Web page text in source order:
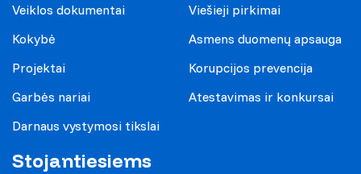
Veiklos dokumentai
Kokybė
Projektai
Garbės nariai
Darnaus vystymosi tikslai
Viešieji pirkimai
Asmens duomenų apsauga
Korupcijos prevencija
Atestavimas ir konkursai
Stojantiesiems